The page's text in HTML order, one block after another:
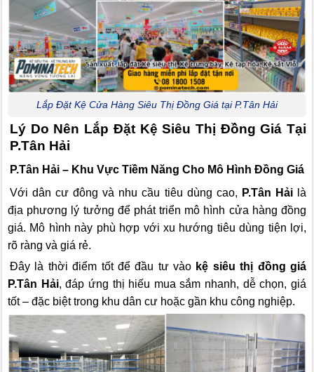
Lắp Đặt Kệ Cửa Hàng Siêu Thị Đồng Giá tại P.Tân Hải
Lý Do Nên Lắp Đặt Kệ Siêu Thị Đồng Giá Tại
P.Tân Hải
P.Tân Hải – Khu Vực Tiềm Năng Cho Mô Hình Đồng Giá
Với dân cư đông và nhu cầu tiêu dùng cao, P.Tân Hảilà
địa phương lý tưởng để phát triển mô hình cửa hàng đồng
giá. Mô hình này phù hợp với xu hướng tiêu dùng tiện lợi,
rõ ràng và giá rẻ.
Đây là thời điểm tốt để đầu tư vào kệ siêu thị đồng giá
P.Tân Hải, đáp ứng thị hiếu mua sắm nhanh, dễ chọn, giá
tốt – đặc biệt trong khu dân cư hoặc gần khu công nghiệp.